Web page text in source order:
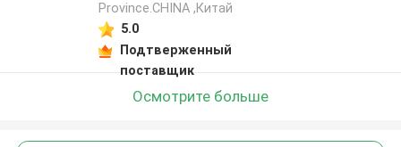
Province.CHINA ,Китай
5.0
Подтверженный
поставщик
Осмотрите больше